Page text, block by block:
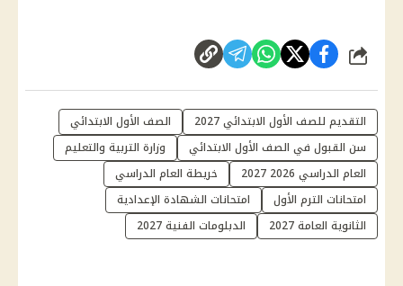
شارك
التقديم للصف الأول الابتدائي 2027
الصف الأول الابتدائي
سن القبول في الصف الأول الابتدائي
وزارة التربية والتعليم
العام الدراسي 2026 2027
خريطة العام الدراسي
امتحانات الترم الأول
امتحانات الشهادة الإعدادية
الثانوية العامة 2027
الدبلومات الفنية 2027